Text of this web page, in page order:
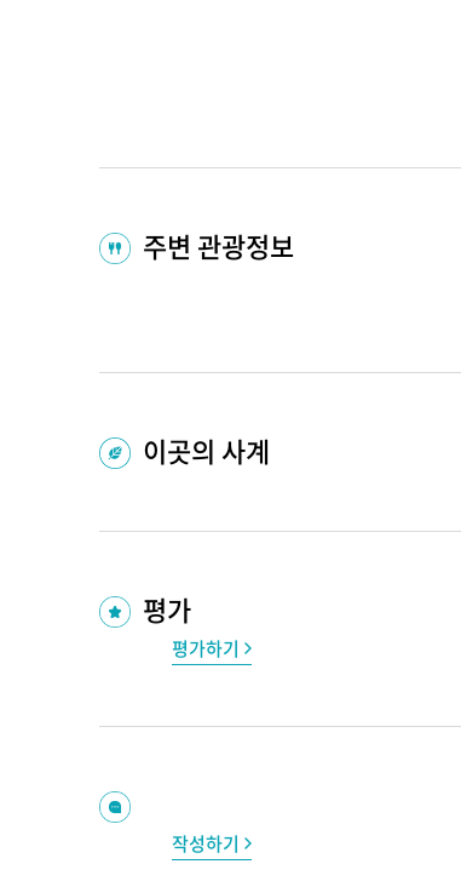
주변 관광정보
이곳의 사계
평가
평가하기
작성하기